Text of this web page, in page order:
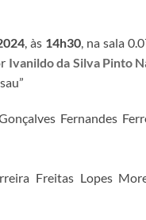
, às 14h30, na sala
Ivanildo da Silva Pinto
Fernandes
Freitas Lopes